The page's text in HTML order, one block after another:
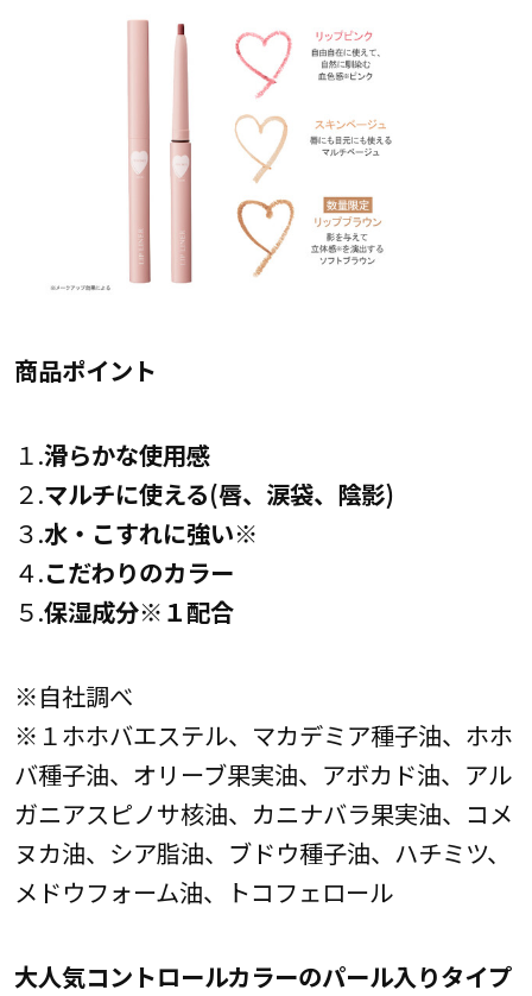
商品ポイント
１.滑らかな使用感
２.マルチに使える(唇、涙袋、陰影)
３.水・こすれに強い※
４.こだわりのカラー
５.保湿成分※１配合
※自社調べ
※１ホホバエステル、マカデミア種子油、ホホ
バ種子油、オリーブ果実油、アボカド油、アル
ガニアスピノサ核油、カニナバラ果実油、コメ
ヌカ油、シア脂油、ブドウ種子油、ハチミツ、
メドウフォーム油、トコフェロール
大人気コントロールカラーのパール入りタイプ